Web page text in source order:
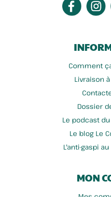
Comment
Livraison
Dossier
Le podcast
Le blog Le
L'anti-gaspi
MON